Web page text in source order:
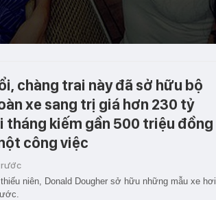
chàng trai này đã sở hữu bộ
xe sang trị giá hơn 230 tỷ
tháng kiếm gần 500 triệu đồng
công việc
niên, Donald Dougher sở hữu những mẫu xe hơi